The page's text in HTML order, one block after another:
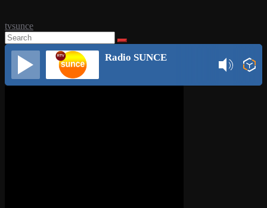
tvsunce
Radio SUNCE